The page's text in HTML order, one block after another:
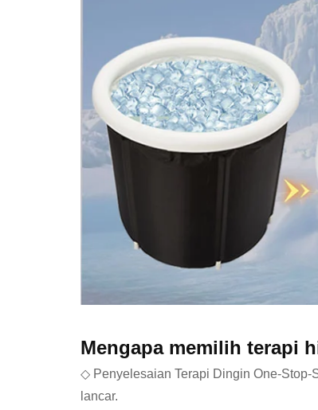
Mengapa memilih terapi
◇ Penyelesaian Terapi Dingin One-Stop-
lancar.